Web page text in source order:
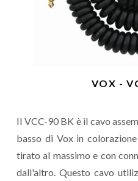
VOX -
Il VCC-90 BK è il cavo
basso di Vox in
tirato al massimo e con
dall'altro. Questo cavo